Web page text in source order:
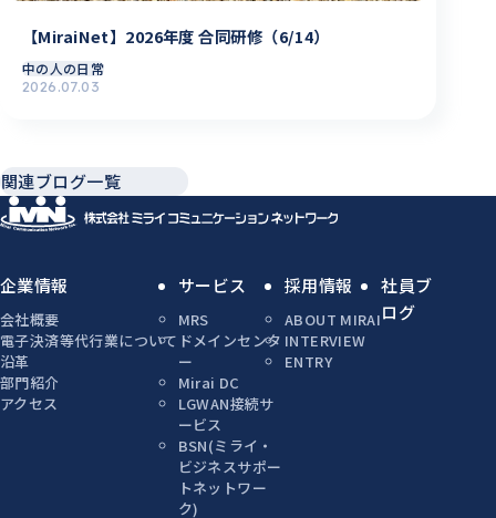
【MiraiNet】2026年度 合同研修（6/14）
中の人の日常
2026.07.03
関連ブログ一覧
企業情報
会社概要
電子決済等代行業について
沿革
部門紹介
アクセス
サービス
MRS
ドメインセンタ
ー
Mirai DC
LGWAN接続サ
ービス
BSN(ミライ・
ビジネスサポー
トネットワー
ク)
採用情報
ABOUT MIRAI
INTERVIEW
ENTRY
社員ブ
ログ